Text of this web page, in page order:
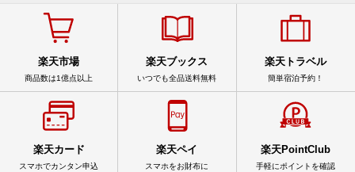
楽天市場
商品数は1億点以上
楽天ブックス
いつでも全品送料無料
楽天トラベル
簡単宿泊予約！
楽天カード
スマホでカンタン申込
楽天ペイ
スマホをお財布に
楽天PointClub
手軽にポイントを確認